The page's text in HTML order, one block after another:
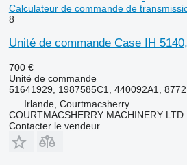
Calculateur de commande de
8
Unité de commande Case IH
700 €
Unité de commande
51641929, 1987585C1, 440092A1,
Irlande, Courtmacsherry
COURTMACSHERRY MACHINERY LTD
Contacter le vendeur